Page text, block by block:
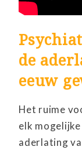
de
eeuw
Het ruime
elk
aderlating